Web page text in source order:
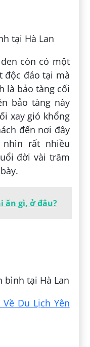
còn có một
độc đáo tại mà
là bảo tàng cối
bảo tàng này
xay gió khổng
đến nơi đây
rất nhiều
đời vài trăm
ăn gì, ở đâu?
bình tại Hà Lan
Du Lịch Yên